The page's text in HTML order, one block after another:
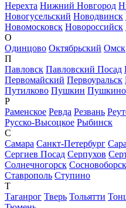
Нерехта Нижний Новгород
Новогусельский Новодвинск
Новомосковск Новороссийск
О
Одинцово Октябрьский Омск
П
Павловск Павловский Посад
Первомайский Первоуральск
Путилково Пушкин Пушкино
Р
Раменское Ревда Резвань
Русско-Высоцкое Рыбинск
С
Самара Санкт-Петербург
Сергиев Посад Серпухов
Солнечногорск Сосновоборск
Ставрополь Ступино
Т
Таганрог Тверь Тольятти